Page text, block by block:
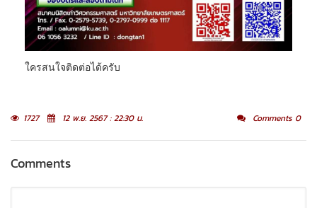
ใครสนใจติดต่อได้ครับ
1727 12 พ.ย. 2567 : 22:30 น. Comments 0
Comments